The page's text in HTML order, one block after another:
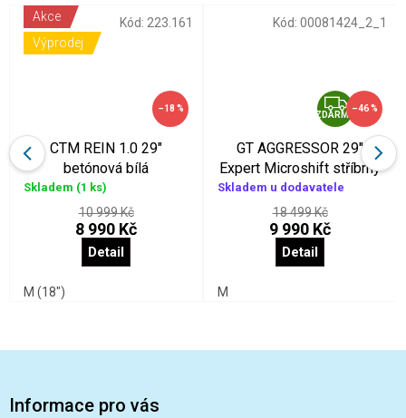
Akce
Výprodej
–18 %
CTM REIN 1.0 29"
betónová bílá
Skladem (1 ks)
10 999 Kč
8 990 Kč
Detail
M (18")
Kód: 223.161
Z
D
A
R
ZDARMA
–46 %
GT AGGRESSOR 29"
Expert Microshift stříbrný
Skladem u dodavatele
18 499 Kč
9 990 Kč
Detail
M
Kód: 00081424_2_1
Informace pro vás